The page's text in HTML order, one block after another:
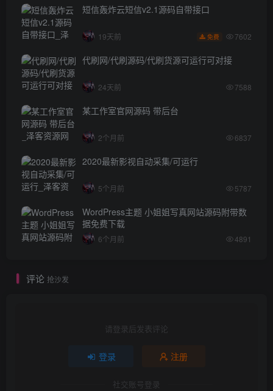
短信轰炸云短信v2.1源码自带接口
19天前 免费 7602
代刷网/代刷源码/代刷货源可运行可对接
24天前 7588
某工作室官网源码 带后台
2个月前 6837
2020最新影视自动采集/可运行
5个月前 5787
WordPress主题 小姐姐写真网站源码附带数
据免费下载
6个月前 4891
评论 抢沙发
请登录后发表评论
登录 注册
社交账号登录